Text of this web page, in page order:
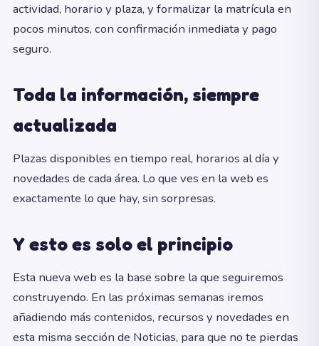
actividad, horario y plaza, y formalizar la matrícula en
pocos minutos, con confirmación inmediata y pago
seguro.
Toda la información, siempre
actualizada
Plazas disponibles en tiempo real, horarios al día y
novedades de cada área. Lo que ves en la web es
exactamente lo que hay, sin sorpresas.
Y esto es solo el principio
Esta nueva web es la base sobre la que seguiremos
construyendo. En las próximas semanas iremos
añadiendo más contenidos, recursos y novedades en
esta misma sección de Noticias, para que no te pierdas